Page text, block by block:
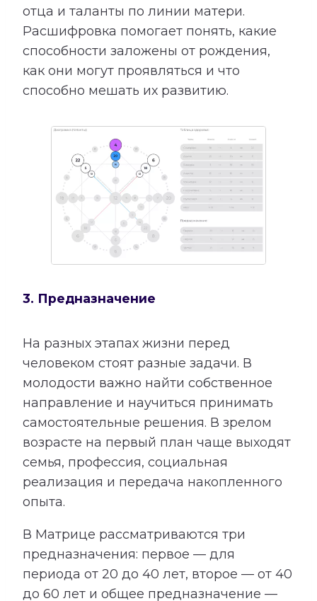
отца и таланты по линии матери.
Расшифровка помогает понять, какие
способности заложены от рождения,
как они могут проявляться и что
способно мешать их развитию.
3. Предназначение
На разных этапах жизни перед
человеком стоят разные задачи. В
молодости важно найти собственное
направление и научиться принимать
самостоятельные решения. В зрелом
возрасте на первый план чаще выходят
семья, профессия, социальная
реализация и передача накопленного
опыта.
В Матрице рассматриваются три
предназначения: первое — для
периода от 20 до 40 лет, второе — от 40
до 60 лет и общее предназначение —